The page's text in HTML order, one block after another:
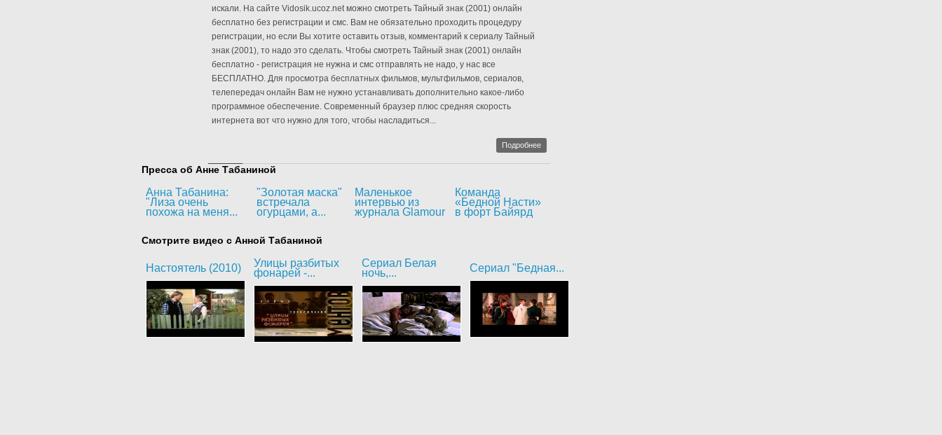
искали. На сайте Vidosik.ucoz.net можно смотреть Тайный знак (2001) онлайн
бесплатно без регистрации и смс. Вам не обязательно проходить процедуру
регистрации, но если Вы хотите оставить отзыв, комментарий к сериалу Тайный
знак (2001), то надо это сделать. Чтобы смотреть Тайный знак (2001) онлайн
бесплатно - регистрация не нужна и смс отправлять не надо, у нас все
БЕСПЛАТНО. Для просмотра бесплатных фильмов, мультфильмов, сериалов,
телепередач онлайн Вам не нужно устанавливать дополнительно какое-либо
программное обеспечение. Современный браузер плюс средняя скорость
интернета вот что нужно для того, чтобы насладиться...
Подробнее
Пресса об Анне Табаниной
Анна Табанина:
"Лиза очень
похожа на меня...
"Золотая маска"
встречала
огурцами, а...
Маленькое
интервью из
журнала Glamour
Команда
«Бедной Насти»
в форт Байярд
Смотрите видео с Анной Табаниной
Настоятель (2010)
Улицы разбитых
фонарей -...
Сериал Белая
ночь,...
Сериал "Бедная...